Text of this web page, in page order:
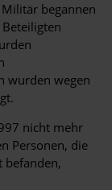
begannen
wurden wegen
nicht mehr
Personen, die
befanden,